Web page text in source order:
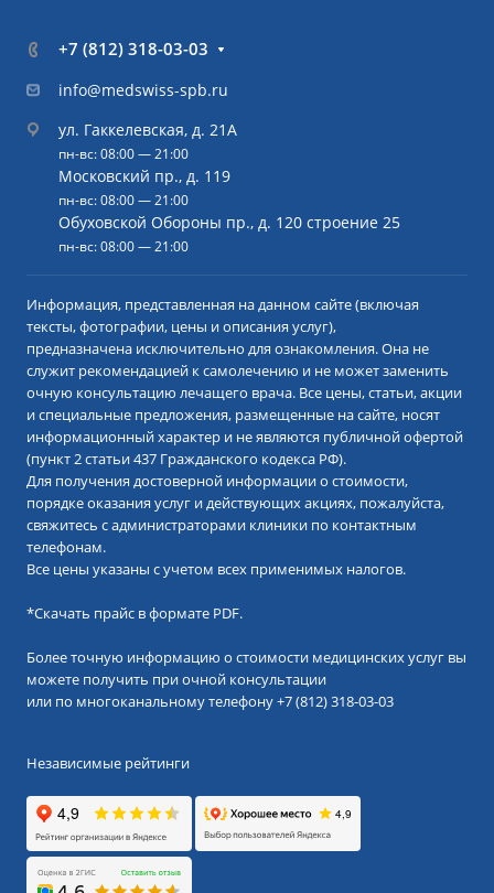
+7 (812) 318-03-03
info@medswiss-spb.ru
ул. Гаккелевская, д. 21А
пн-вс: 08:00 — 21:00
Московский пр., д. 119
пн-вс: 08:00 — 21:00
Обуховской Обороны пр., д. 120 строение 25
пн-вс: 08:00 — 21:00
Информация, представленная на данном сайте (включая
тексты, фотографии, цены и описания услуг),
предназначена исключительно для ознакомления. Она не
служит рекомендацией к самолечению и не может заменить
очную консультацию лечащего врача. Все цены, статьи, акции
и специальные предложения, размещенные на сайте, носят
информационный характер и не являются публичной офертой
(пункт 2 статьи 437 Гражданского кодекса РФ).
Для получения достоверной информации о стоимости,
порядке оказания услуг и действующих акциях, пожалуйста,
свяжитесь с администраторами клиники по контактным
телефонам.
Все цены указаны с учетом всех применимых налогов.
*Скачать прайс в формате PDF.
Более точную информацию о стоимости медицинских услуг вы
можете получить при очной консультации
или по многоканальному телефону+7 (812) 318-03-03
Независимые рейтинги